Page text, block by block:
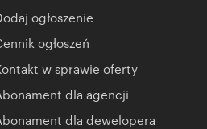
ogłoszenie
ogłoszeń
w sprawie oferty
dla agencji
dla dewelopera